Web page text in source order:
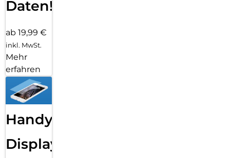
Daten!
ab 19,99 €
inkl. MwSt.
Mehr
erfahren
Handy
Displayfolie